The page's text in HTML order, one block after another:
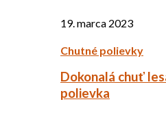
19. marca 2023
Chutné polievky
Dokonalá chuť
polievka